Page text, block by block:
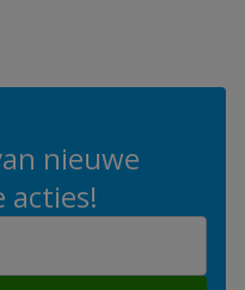
nieuwe
acties!